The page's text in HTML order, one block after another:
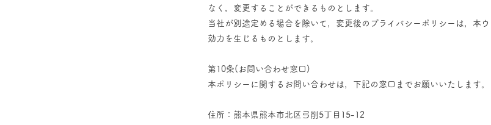
なく，変更することができるものとします。
当社が別途定める場合を除いて，変更後のプライバシーポリシーは，本
効力を生じるものとします。
第10条(お問い合わせ窓口)
本ポリシーに関するお問い合わせは，下記の窓口までお願いいたします。
住所：熊本県熊本市北区弓削5丁目15-12